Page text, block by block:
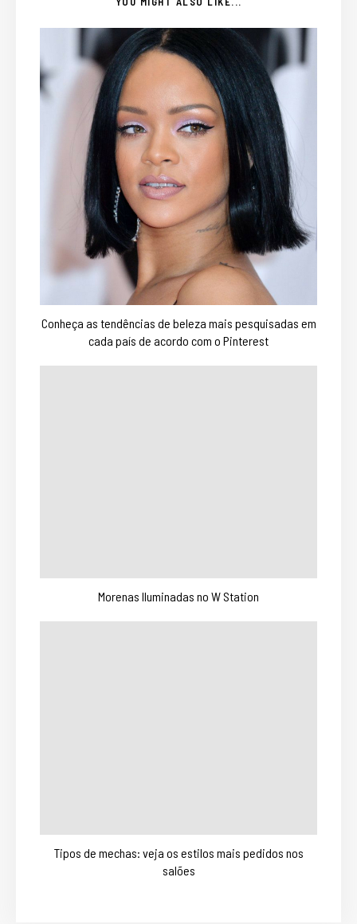
Conheça as tendências de beleza mais pesquisadas em
cada país de acordo com o Pinterest
Morenas Iluminadas no W Station
Tipos de mechas: veja os estilos mais pedidos nos
salões